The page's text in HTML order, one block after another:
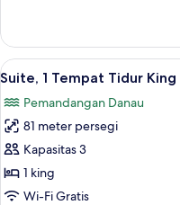
Kamar
Klub,
2
Tidur
Twin,
Lihat
semua
foto
untuk
Suite,
1
Tempat
2
Suite, 1 Tempat Tidur King
Pemandangan Danau
81 meter persegi
Kapasitas 3
1 king
Wi-Fi Gratis